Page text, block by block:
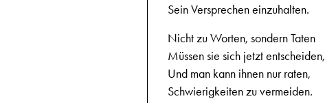
Sein Versprechen einzuhalten.
Nicht zu Worten, sondern Taten
Müssen sie sich jetzt entscheiden,
Und man kann ihnen nur raten,
Schwierigkeiten zu vermeiden.